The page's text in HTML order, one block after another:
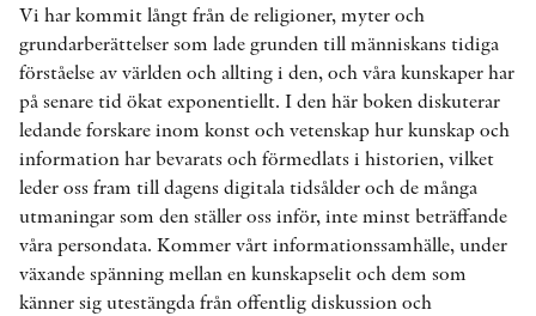
Vi har kommit långt från de religioner, myter och
grundarberättelser som lade grunden till människans tidiga
förståelse av världen och allting i den, och våra kunskaper har
på senare tid ökat exponentiellt. I den här boken diskuterar
ledande forskare inom konst och vetenskap hur kunskap och
information har bevarats och förmedlats i historien, vilket
leder oss fram till dagens digitala tidsålder och de många
utmaningar som den ställer oss inför, inte minst beträffande
våra persondata. Kommer vårt informationssamhälle, under
växande spänning mellan en kunskapselit och dem som
känner sig utestängda från offentlig diskussion och